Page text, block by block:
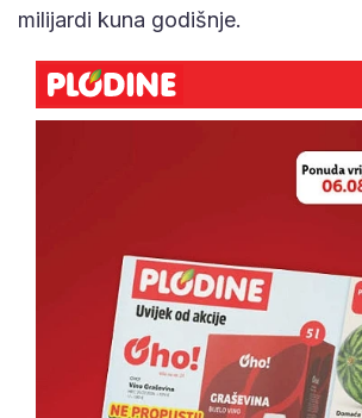
milijardi kuna godišnje.